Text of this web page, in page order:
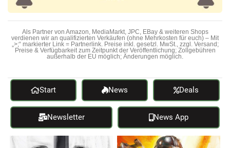
Als Partner von Amazon, MediaMarkt, JPC, EBay & weiteren Shops
verdienen wir an qualifizierten Verkäufen (ohne Mehrkosten für euch) – Mit
„>;“ markierter Link = Partnerlink. Preise inkl. gesetzl. MwSt., zzgl. Versand;
Preise & Verfügbarkeit zum Zeitpunkt der Veröffentlichung; Zollgebühren
außerhalb der EU möglich; Änderungen möglich.
Start News Deals
Newsletter News App